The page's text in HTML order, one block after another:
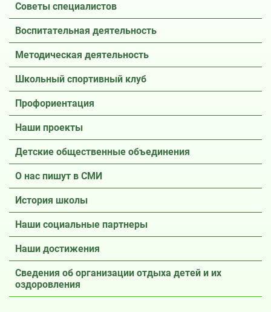
Советы специалистов
Воспитательная деятельность
Методическая деятельность
Школьный спортивный клуб
Профориентация
Наши проекты
Детские общественные объединения
О нас пишут в СМИ
История школы
Наши социальные партнеры
Наши достижения
Сведения об организации отдыха детей и их
оздоровления